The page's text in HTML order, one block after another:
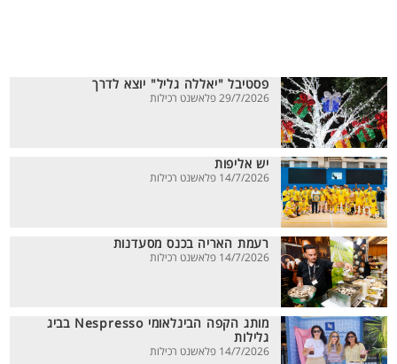
פסטיבל "יאללה גליל" יוצא לדרך
29/7/2026 פלאשנט רכילות
יש אליפות
14/7/2026 פלאשנט רכילות
רעמת האריה בכנס מסעדנות
14/7/2026 פלאשנט רכילות
מותג הקפה הבינלאומי Nespresso בביג
גלילות
14/7/2026 פלאשנט רכילות